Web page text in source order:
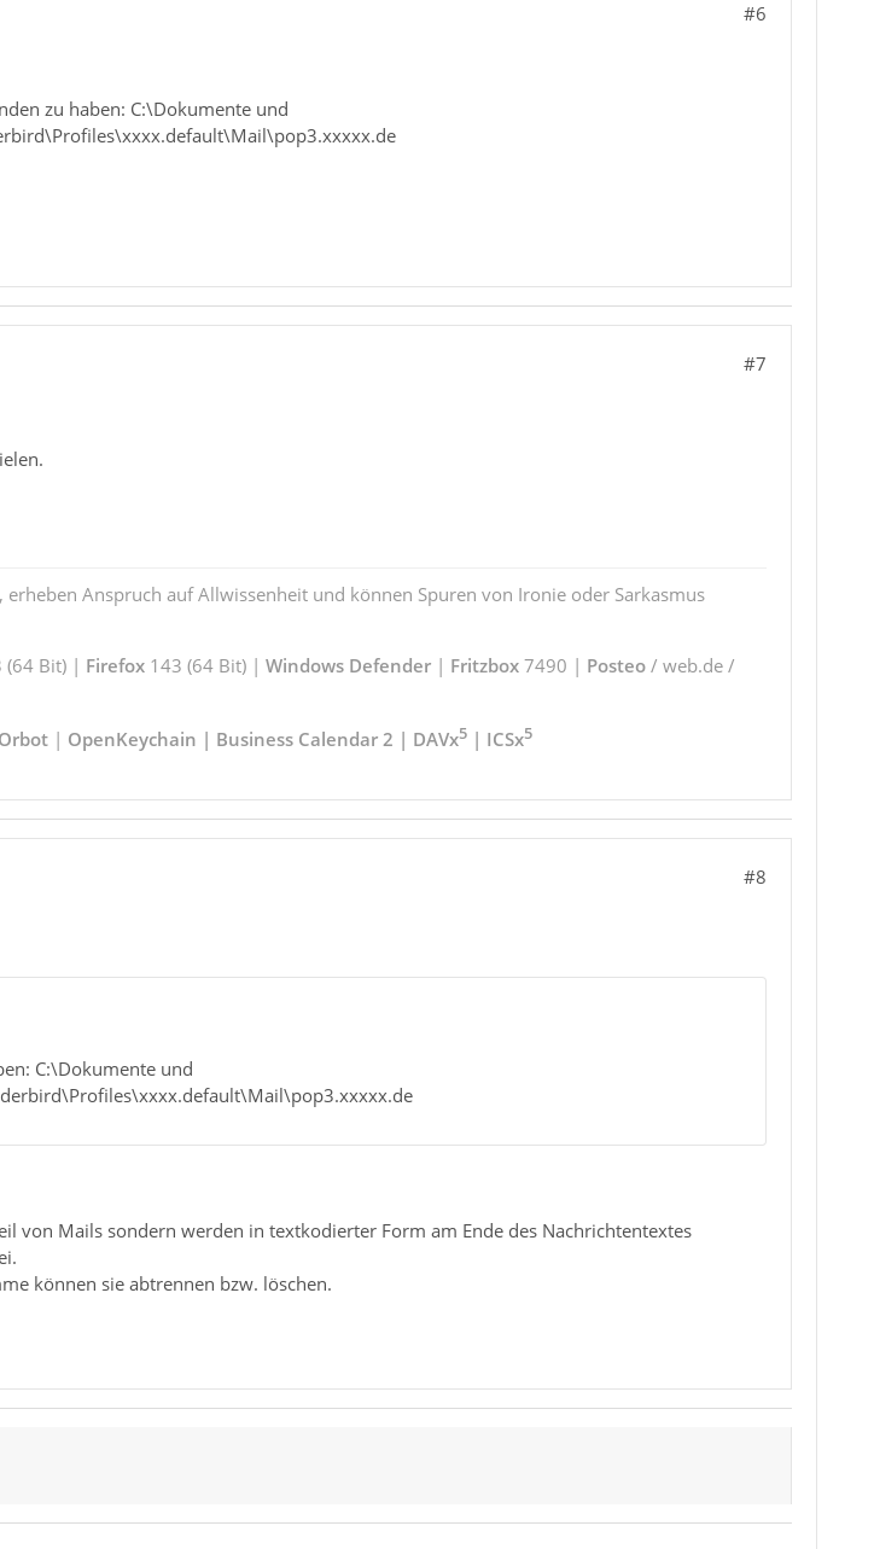
#6
zu haben: C:\Dokumente und
#7
Anspruch auf Allwissenheit und können Spuren von Ironie oder Sarkasmus
(64 Bit) | Firefox143 (64 Bit) | Windows Defender| Fritzbox7490 | Posteo/ web.de /
Orbot| OpenKeychain | Business Calendar 2 | DAVx5| ICSx5
#8
C:\Dokumente und
von Mails sondern werden in textkodierter Form am Ende des Nachrichtentextes
können sie abtrennen bzw. löschen.